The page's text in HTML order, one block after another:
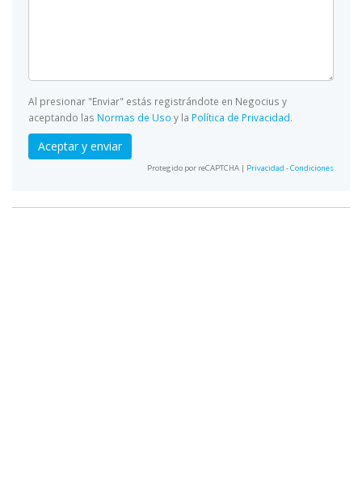
Al presionar "Enviar" estás registrándote en Negocius y
aceptando las Normas de Uso y la Política de Privacidad.
Aceptar y enviar
Protegido por reCAPTCHA | Privacidad -Condiciones